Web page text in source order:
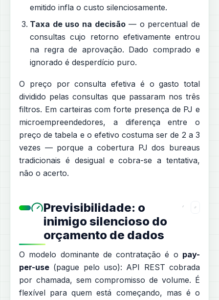
emitido infla o custo silenciosamente.
Taxa de uso na decisão— o percentual de
consultas cujo retorno efetivamente entrou
na regra de aprovação. Dado comprado e
ignorado é desperdício puro.
O preço por consulta efetiva é o gasto total
dividido pelas consultas que passaram nos três
filtros. Em carteiras com forte presença de PJ e
microempreendedores, a diferença entre o
preço de tabela e o efetivo costuma ser de 2 a 3
vezes — porque a cobertura PJ dos bureaus
tradicionais é desigual e cobra-se a tentativa,
não o acerto.
Previsibilidade: o
inimigo silencioso do
orçamento de dados
O modelo dominante de contratação é o pay-
per-use (pague pelo uso): API REST cobrada
por chamada, sem compromisso de volume. É
flexível para quem está começando, mas é o